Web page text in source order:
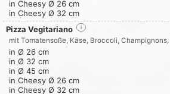
in Cheesy Ø 26 cm
in Cheesy Ø 32 cm
Pizza Vegitariano
i
mit Tomatensoße, Käse, Broccoli,
in Ø 26 cm
in Ø 32 cm
in Ø 45 cm
in Cheesy Ø 26 cm
in Cheesy Ø 32 cm